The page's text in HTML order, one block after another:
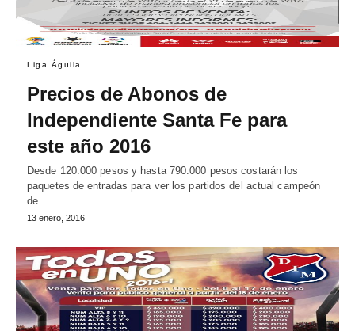
Liga Águila
Precios de Abonos de
Independiente Santa Fe para
este año 2016
Desde 120.000 pesos y hasta 790.000 pesos costarán los
paquetes de entradas para ver los partidos del actual campeón
de…
13 enero, 2016